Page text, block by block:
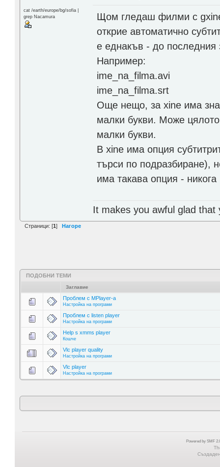
cat /earth/europe/bg/sofia |
grep Nacamura
Щом гледаш филми с
открие автоматично
е еднакъв - до
Например:
ime_na_filma.avi
ime_na_filma.srt
Още нещо, за xine има
малки букви. Може
малки букви.
В xine има опция
търси по подразбиране),
има такава опция -
It makes you awful glad
Страници: [1] Нагоре
ПОДОБНИ ТЕМИ
Заглавие
Проблем с МPlayer-a
Настройка на програми
Проблем с listen player
Настройка на програми
Help s xmms player
Кошче
Vlc player quality
Настройка на програми
Vlc player
Настройка на програми
Powered by SMF